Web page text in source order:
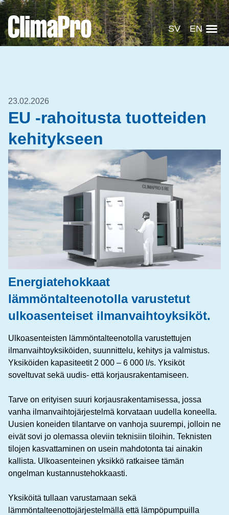
SV EN
23.02.2026
EU -rahoitusta tuotteiden
kehitykseen
Energiatehokkaat
lämmöntalteenotolla varustetut
ulkoasenteiset ilmanvaihtoyksiköt.
Ulkoasenteisten lämmöntalteenotolla varustettujen
ilmanvaihtoyksiköiden, suunnittelu, kehitys ja valmistus.
Yksiköiden kapasiteetit 2 000 – 6 000 l/s. Yksiköt
soveltuvat sekä uudis- että korjausrakentamiseen.
Tarve on erityisen suuri korjausrakentamisessa, jossa
vanha ilmanvaihtojärjestelmä korvataan uudella koneella.
Uusien koneiden tilantarve on vanhoja suurempi, jolloin ne
eivät sovi jo olemassa oleviin teknisiin tiloihin. Teknisten
tilojen kasvattaminen on usein mahdotonta tai ainakin
kallista. Ulkoasenteinen yksikkö ratkaisee tämän
ongelman kustannustehokkaasti.
Yksiköitä tullaan varustamaan sekä
lämmöntalteenottojärjestelmällä että lämpöpumpuilla